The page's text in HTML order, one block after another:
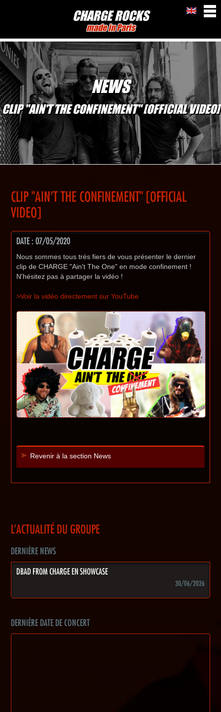
CHARGE ROCKS
made in Paris
NEWS
CLIP "AIN'T THE CONFINEMENT" [OFFICIAL VIDEO]
CLIP "AIN'T THE CONFINEMENT" [OFFICIAL
VIDEO]
DATE : 07/05/2020
Nous sommes tous très fiers de vous présenter le dernier
clip de CHARGE "Ain't The One" en mode confinement !
N'hésitez pas à partager la vidéo !
>Voir la vidéo directement sur YouTube
Revenir à la section News
L'ACTUALITÉ DU GROUPE
DERNIÈRE NEWS
DBAD FROM CHARGE EN SHOWCASE
30/06/2026
DERNIÈRE DATE DE CONCERT